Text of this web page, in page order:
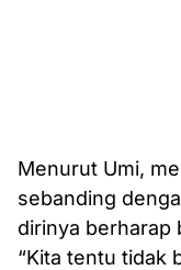
Menurut Umi,
sebanding
dirinya berharap
“Kita tentu tidak